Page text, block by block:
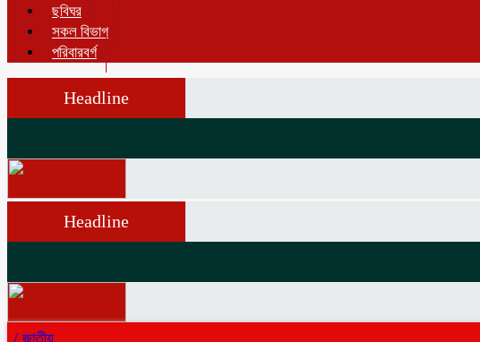
ছবিঘর
সকল বিভাগ
পরিবারবর্গ
Headline
Headline
/ জাতীয়